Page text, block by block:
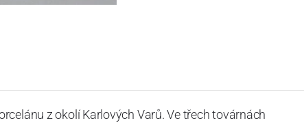
z okolí Karlových Varů. Ve třech továrnách